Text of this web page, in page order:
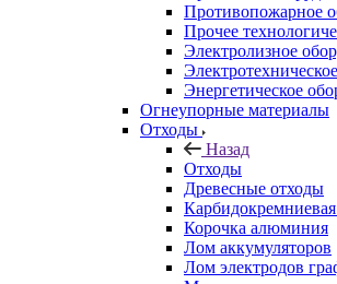
Противопожарное
Прочее
Электролизное
Энергетическое
Огнеупорные материалы
Отходы
Назад
Отходы
Древесные отходы
Корочка алюминия
Лом аккумуляторов
Лом электродов